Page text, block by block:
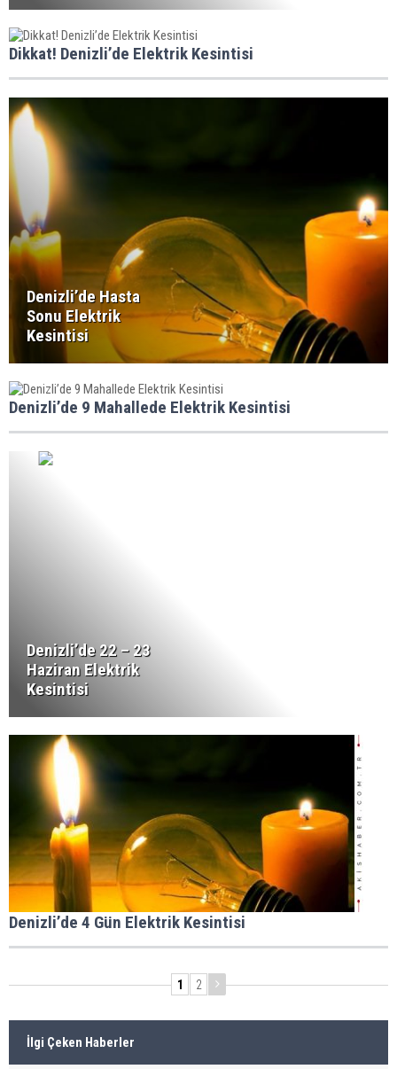
Dikkat! Denizli’de Elektrik Kesintisi
Denizli’de Hasta
Sonu Elektrik
Kesintisi
Denizli’de 9 Mahallede Elektrik Kesintisi
Denizli’de 22 – 23
Haziran Elektrik
Kesintisi
Denizli’de 4 Gün Elektrik Kesintisi
1 2
İlgi Çeken Haberler